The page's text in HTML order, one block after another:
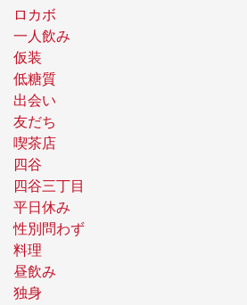
ロカボ
一人飲み
仮装
低糖質
出会い
友だち
喫茶店
四谷
四谷三丁目
平日休み
性別問わず
料理
昼飲み
独身